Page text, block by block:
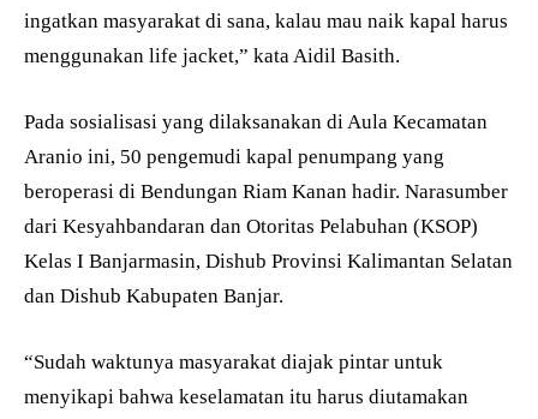
ingatkan masyarakat di sana, kalau mau naik kapal harus
menggunakan life jacket,” kata Aidil Basith.
Pada sosialisasi yang dilaksanakan di Aula Kecamatan
Aranio ini, 50 pengemudi kapal penumpang yang
beroperasi di Bendungan Riam Kanan hadir. Narasumber
dari Kesyahbandaran dan Otoritas Pelabuhan (KSOP)
Kelas I Banjarmasin, Dishub Provinsi Kalimantan Selatan
dan Dishub Kabupaten Banjar.
“Sudah waktunya masyarakat diajak pintar untuk
menyikapi bahwa keselamatan itu harus diutamakan